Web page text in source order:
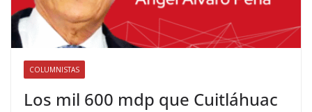
COLUMNISTAS
Los mil 600 mdp que Cuitláhuac